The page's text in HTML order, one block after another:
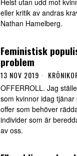
eller kritik av andras
Nathan Hamelberg.
Feministisk
problem
13 NOV 2019
OFFERROLL. Jag
som kvinnor idag
offer som behöver
individer som är
av oss.